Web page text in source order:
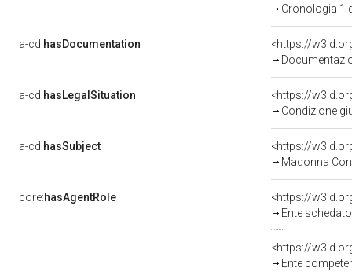
Cronologia 1
a-cd:hasDocumentation
a-cd:hasLegalSituation
Condizione
a-cd:hasSubject
<https://
Madonna
core:hasAgentRole
<https://
Ente schedatore del
<https://
Ente